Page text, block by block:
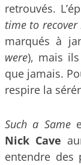
retrouvés.
time to
marqués à
were), mais
que jamais.
respire la
Such a Same
Nick Cave
entendre des